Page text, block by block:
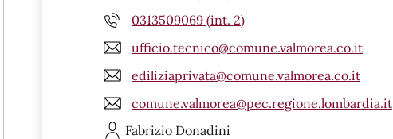
0313509069 (int. 2)
ufficio.tecnico@comune.valmorea.co.it
ediliziaprivata@comune.valmorea.co.it
comune.valmorea@pec.regione.lombardia.it
Fabrizio Donadini